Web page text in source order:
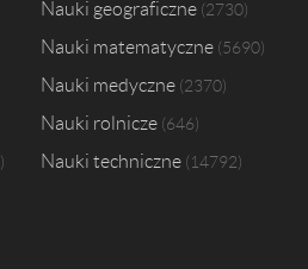
Nauki geograficzne 2730
Nauki matematyczne 5690
Nauki medyczne 2370
Nauki rolnicze 646
Nauki techniczne 14792